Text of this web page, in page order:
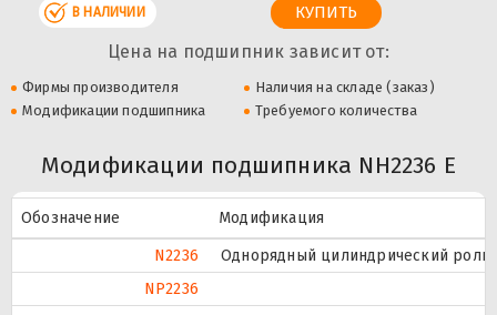
В НАЛИЧИИ
Цена на подшипник зависит от:
Фирмы производителя
Наличия на складе (заказ)
Модификации подшипника
Требуемого количества
Модификации подшипника NH2236 E
Обозначение
Модификация
N2236
Однорядный цилиндрический
NP2236